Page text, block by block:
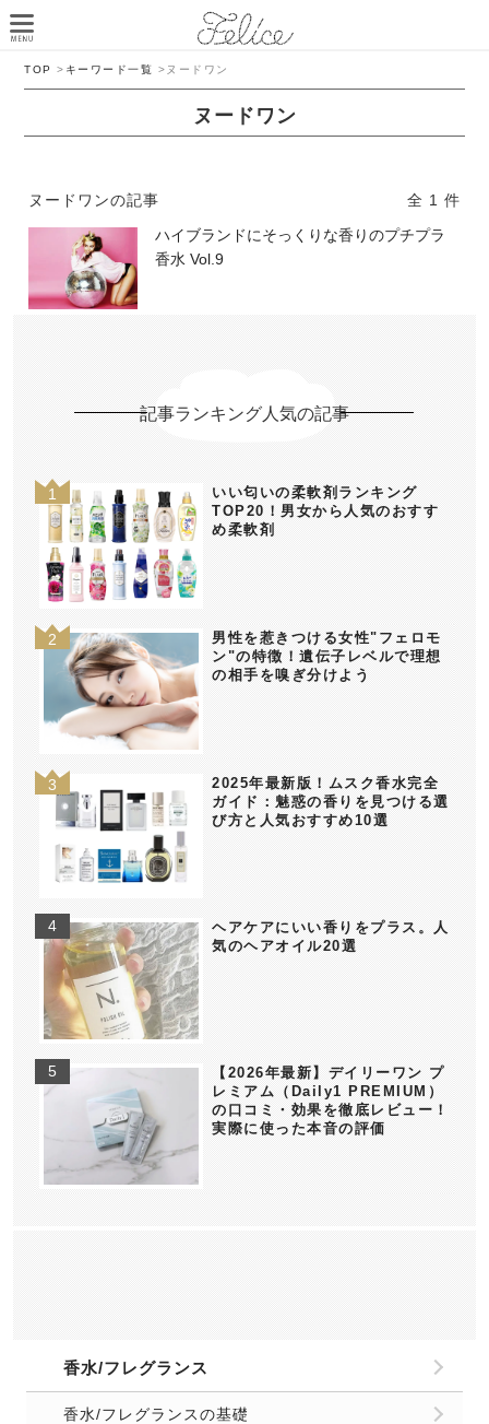
TOP > キーワード一覧 > ヌードワン
ヌードワン
ヌードワンの記事
全 1 件
ハイブランドにそっくりな香りのプチプラ
香水 Vol.9
記事ランキング人気の記事
いい匂いの柔軟剤ランキング
TOP20！男女から人気のおすす
め柔軟剤
男性を惹きつける女性"フェロモ
ン"の特徴！遺伝子レベルで理想
の相手を嗅ぎ分けよう
2025年最新版！ムスク香水完全
ガイド：魅惑の香りを見つける選
び方と人気おすすめ10選
ヘアケアにいい香りをプラス。人
気のヘアオイル20選
【2026年最新】デイリーワン プ
レミアム（Daily1 PREMIUM）
の口コミ・効果を徹底レビュー！
実際に使った本音の評価
香水/フレグランス
香水/フレグランスの基礎